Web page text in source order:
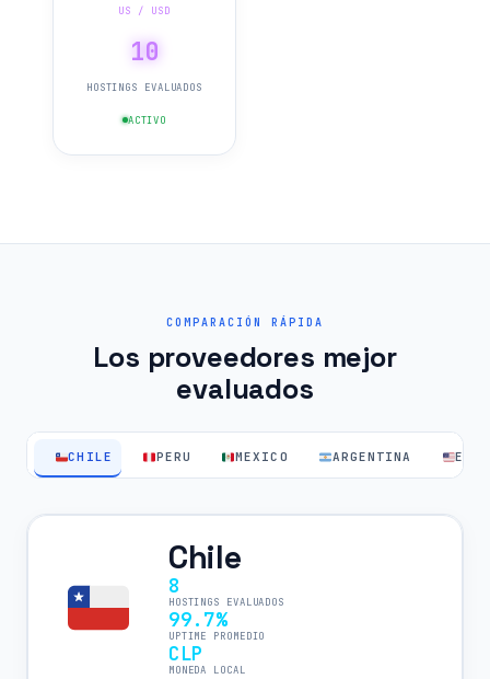
US / USD
10
HOSTINGS EVALUADOS
ACTIVO
COMPARACIÓN RÁPIDA
Los proveedores mejor
evaluados
CHILE PERU MEXICO ARGENTINA EEUU
Chile
8
HOSTINGS EVALUADOS
99.7%
UPTIME PROMEDIO
CLP
MONEDA LOCAL